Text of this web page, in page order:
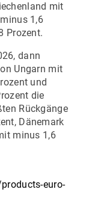
mit
1,6
Prozent.
dann
Ungarn mit
und
die
Rückgänge
Dänemark
minus 1,6
euro-